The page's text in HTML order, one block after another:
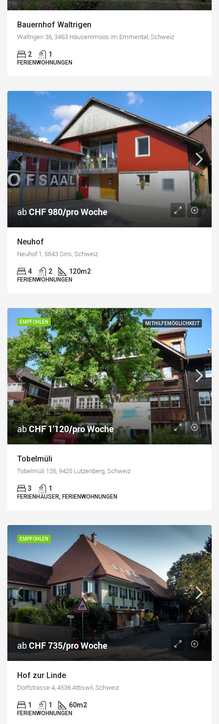
Bauernhof Waltrigen
Waltrigen 36, 3463 Häusernmoos im Emmental, Schweiz
2 1
FERIENWOHNUNGEN
abCHF 980/pro Woche
Neuhof
Neuhof 1, 5643 Sins, Schweiz
4 2 120m2
FERIENWOHNUNGEN
EMPFOHLEN MITHILFEMÖGLICHKEIT
abCHF 1'120/pro Woche
Tobelmüli
Tobelmüli 126, 9425 Lutzenberg, Schweiz
3 1
FERIENHÄUSER, FERIENWOHNUNGEN
EMPFOHLEN
abCHF 735/pro Woche
Hof zur Linde
Dorfstrasse 4, 4536 Attiswil, Schweiz
1 1 60m2
FERIENWOHNUNGEN